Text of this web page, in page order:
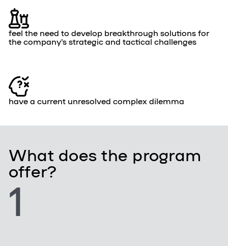
feel the need to develop breakthrough solutions for
the company's strategic and tactical challenges
have a current unresolved complex dilemma
What does the program
offer?
1